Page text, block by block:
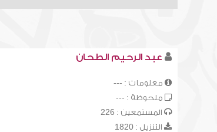
عبد الرحيم الطحان
معلومات : ---
ملحوظة : ---
المستمعين : 226
التنزيل : 1820